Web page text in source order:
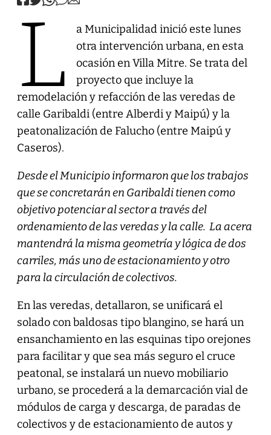
L
a Municipalidad inició este lunes
otra intervención urbana, en esta
ocasión en Villa Mitre. Se trata del
proyecto que incluye la
remodelación y refacción de las veredas de
calle Garibaldi (entre Alberdi y Maipú) y la
peatonalización de Falucho (entre Maipú y
Caseros).
Desde el Municipio informaron que los trabajos
que se concretarán en Garibaldi tienen como
objetivo potenciar al sector a través del
ordenamiento de las veredas y la calle. La acera
mantendrá la misma geometría y lógica de dos
carriles, más uno de estacionamiento y otro
para la circulación de colectivos.
En las veredas, detallaron, se unificará el
solado con baldosas tipo blangino, se hará un
ensanchamiento en las esquinas tipo orejones
para facilitar y que sea más seguro el cruce
peatonal, se instalará un nuevo mobiliario
urbano, se procederá a la demarcación vial de
módulos de carga y descarga, de paradas de
colectivos y de estacionamiento de autos y